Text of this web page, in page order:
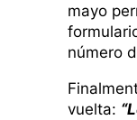
mayo
número
vuelta: